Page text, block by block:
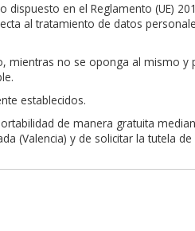
dispuesto en el Reglamento (UE)
al tratamiento de datos
mientras no se oponga al mismo y
establecidos.
de manera gratuita
(Valencia) y de solicitar la tutela de